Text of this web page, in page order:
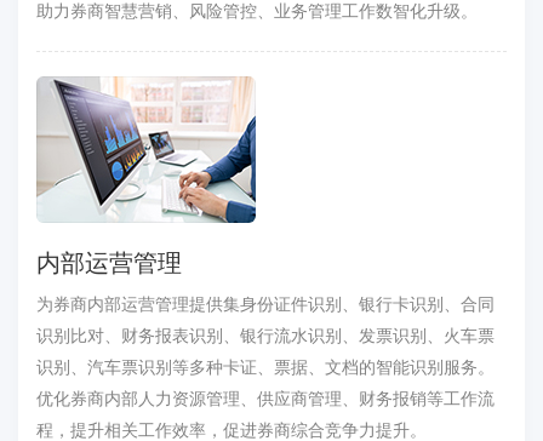
助力券商智慧营销、风险管控、业务管理工作数智化升级。
内部运营管理
为券商内部运营管理提供集身份证件识别、银行卡识别、合同
识别比对、财务报表识别、银行流水识别、发票识别、火车票
识别、汽车票识别等多种卡证、票据、文档的智能识别服务。
优化券商内部人力资源管理、供应商管理、财务报销等工作流
程，提升相关工作效率，促进券商综合竞争力提升。